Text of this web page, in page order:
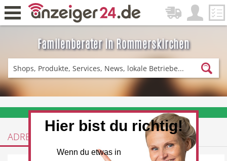
Familenberater in Rommerskirchen
Zurück
Fitness & Sport Einkaufen
DE-News News
❤️ Aktuelle Angebote & Prospekte per Newsletter erhalten
ADRESSEN
Hier bist du richtig!
Wenn du etwas in